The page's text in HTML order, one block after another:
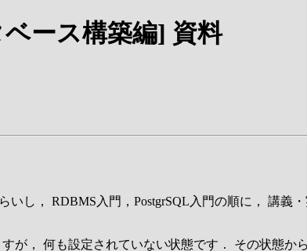
ース構築編] 資料
し， RDBMS入門，PostgrSQL入門の順に， 講義
が， 何も設定されていない状態です． その状態か